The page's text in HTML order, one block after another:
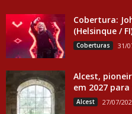
Cobertura:
(Helsinque /
Coberturas 31/
Alcest,
em 2027
Alcest 27/07/